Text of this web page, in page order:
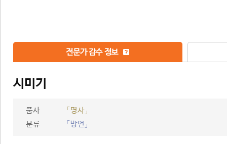
전문가 감수 정보
시미기
품사
「명사」
분류
「방언」